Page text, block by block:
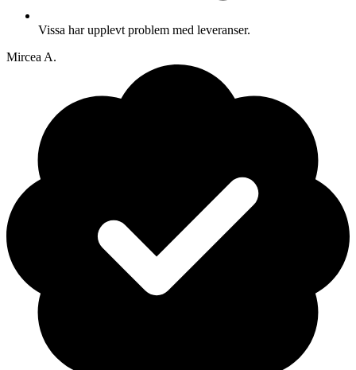
Vissa har upplevt problem med leveranser.
Mircea A.